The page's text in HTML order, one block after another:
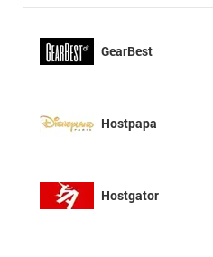
GearBest
Hostpapa
Hostgator